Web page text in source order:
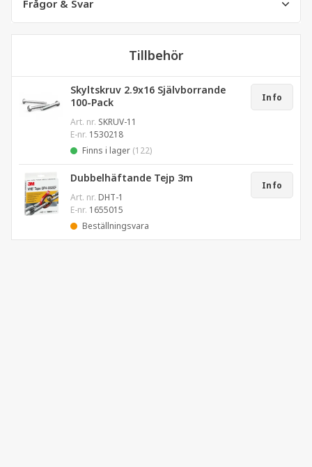
Frågor & Svar
Tillbehör
Skyltskruv 2.9x16 Självborrande
100-Pack
Art. nr. SKRUV-11
E-nr. 1530218
Finns i lager (122)
Info
Dubbelhäftande Tejp 3m
Art. nr. DHT-1
E-nr. 1655015
Beställningsvara
Info